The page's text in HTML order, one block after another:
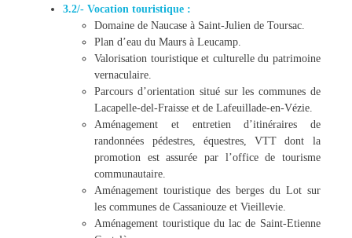
3.2/- Vocation touristique :
Domaine de Naucase à Saint-Julien de Toursac.
Plan d’eau du Maurs à Leucamp.
Valorisation touristique et culturelle du patrimoine
vernaculaire.
Parcours d’orientation situé sur les communes de
Lacapelle-del-Fraisse et de Lafeuillade-en-Vézie.
Aménagement et entretien d’itinéraires de
randonnées pédestres, équestres, VTT dont la
promotion est assurée par l’office de tourisme
communautaire.
Aménagement touristique des berges du Lot sur
les communes de Cassaniouze et Vieillevie.
Aménagement touristique du lac de Saint-Etienne